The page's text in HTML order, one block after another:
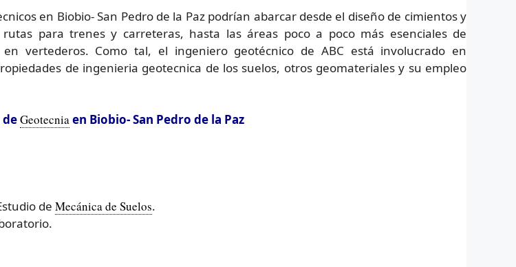
en Biobio- San Pedro de la Paz podrían abarcar desde el diseño de cimientos y
para trenes y carreteras, hasta las áreas poco a poco más esenciales de
vertederos. Como tal, el ingeniero geotécnico de ABC está involucrado en
de ingenieria geotecnica de los suelos, otros geomateriales y su empleo
deGeotecniaen Biobio- San Pedro de la Paz
de Mecánica de Suelos.